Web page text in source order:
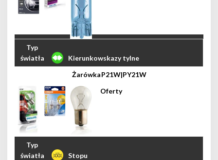
Kierunkowskazy tylne
P21W|PY21W
Stopu